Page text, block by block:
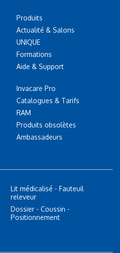
Produits
Actualité & Salons
UNIQUE
Formations
Aide & Support
Invacare Pro
Catalogues & Tarifs
RAM
Produits obsolètes
Ambassadeurs
Lit médicalisé - Fauteuil
releveur
Dossier - Coussin -
Positionnement